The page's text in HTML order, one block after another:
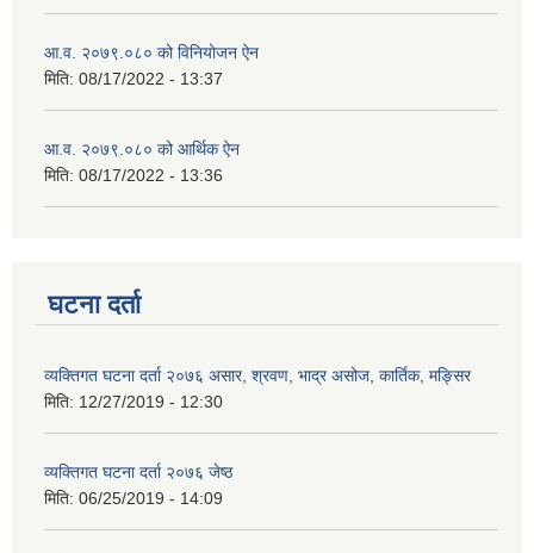
आ.व. २०७९.०८० को विनियोजन ऐन
मिति: 08/17/2022 - 13:37
आ.व. २०७९.०८० को आर्थिक ऐन
मिति: 08/17/2022 - 13:36
घटना दर्ता
व्यक्तिगत घटना दर्ता २०७६ असार, श्रवण, भाद्र असोज, कार्तिक, मङ्सिर
मिति: 12/27/2019 - 12:30
व्यक्तिगत घटना दर्ता २०७६ जेष्ठ
मिति: 06/25/2019 - 14:09